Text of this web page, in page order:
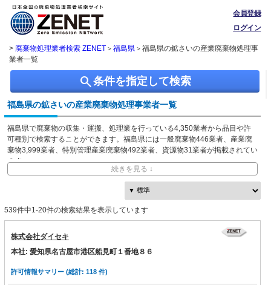
会員登録
ログイン
> 廃棄物処理業者検索 ZENET > 福島県 > 福島県の鉱さいの産業廃棄物処理事
業者一覧
search条件を指定して検索
福島県の鉱さいの産業廃棄物処理事業者一覧
福島県で廃棄物の収集・運搬、処理業を行っている4,350業者から品目や許
可種別で検索することができます。福島県には一般廃棄物446業者、産業廃
棄物3,999業者、特別管理産業廃棄物492業者、資源物31業者が掲載されてい
ます。
ZENETでは独自に収集した、本社・事業所の所在地、都道府県や市区町村ご
との取り扱い品目情報を無料で閲覧できます。
続きを見る ↓
539件中1-20件の検索結果を表示しています
株式会社ダイセキ
本社: 愛知県名古屋市港区船見町１番地８６
許可情報サマリー (総計: 118 件)